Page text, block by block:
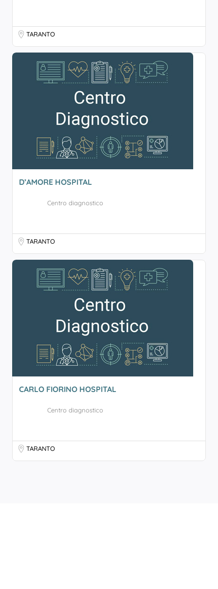
TARANTO
D’AMORE HOSPITAL
Centro diagnostico
TARANTO
CARLO FIORINO HOSPITAL
Centro diagnostico
TARANTO